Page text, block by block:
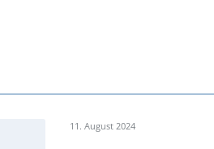
11. August 2024